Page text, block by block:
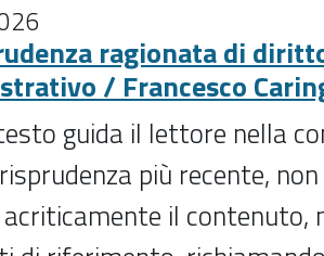
ragionata di
/ Francesco
guida il lettore nella
più recente,
il contenuto,